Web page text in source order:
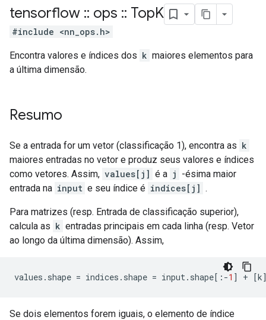
tensorflow :: ops :: TopK
#include <nn_ops.h>
Encontra valores e índices dos k maiores elementos para
a última dimensão.
Resumo
Se a entrada for um vetor (classificação 1), encontra as k
maiores entradas no vetor e produz seus valores e índices
como vetores. Assim, values[j] é a j -ésima maior
entrada na input e seu índice é indices[j] .
Para matrizes (resp. Entrada de classificação superior),
calcula as k entradas principais em cada linha (resp. Vetor
ao longo da última dimensão). Assim,
values . shape = indices . shape = input. shape[:-1 ] + [k
Se dois elementos forem iguais, o elemento de índice